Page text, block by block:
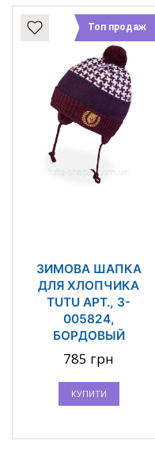
Топ продаж
ЗИМОВА ШАПКА
ДЛЯ ХЛОПЧИКА
TUTU АРТ., 3-
005824,
БОРДОВЫЙ
785 грн
КУПИТИ